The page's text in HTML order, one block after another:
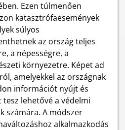
Ezen túlmenően
katasztrófaesemények
súlyos
az ország teljes
a népességre, a
környezetre. Képet ad
amelyekkel az országnak
információt nyújt és
lehetővé a védelmi
számára. A módszer
alkalmazkodás